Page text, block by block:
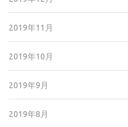
2019年11月
2019年10月
2019年9月
2019年8月